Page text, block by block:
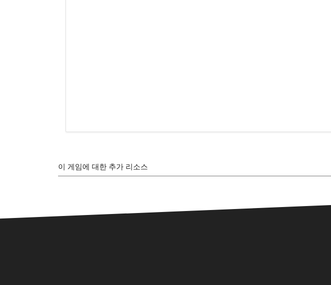
이 게임에 대한 추가 리소스